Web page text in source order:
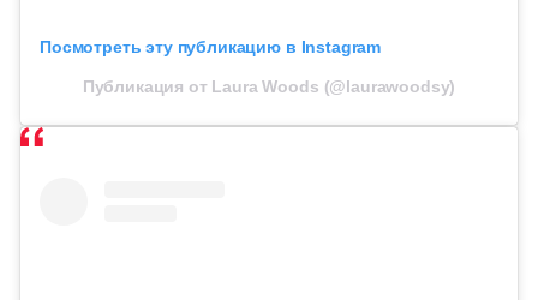
Посмотреть эту публикацию в Instagram
Публикация от Laura Woods (@laurawoodsy)